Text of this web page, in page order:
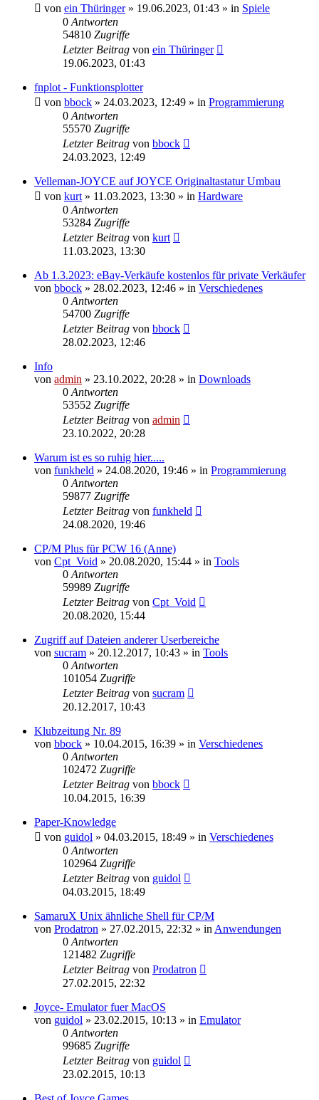
von ein Thüringer» 19.06.2023, 01:43 » in Spiele
0 Antworten
54810 Zugriffe
Letzter Beitrag von ein Thüringer
19.06.2023, 01:43
fnplot - Funktionsplotter
von bbock » 24.03.2023, 12:49 » in Programmierung
0 Antworten
55570 Zugriffe
Letzter Beitrag von bbock
24.03.2023, 12:49
Velleman-JOYCE auf JOYCE Originaltastatur Umbau
von kurt » 11.03.2023, 13:30 » in Hardware
0 Antworten
53284 Zugriffe
Letzter Beitrag von kurt
11.03.2023, 13:30
Ab 1.3.2023: eBay-Verkäufe kostenlos für private Verkäufer
von bbock » 28.02.2023, 12:46 » in Verschiedenes
0 Antworten
54700 Zugriffe
Letzter Beitrag von bbock
28.02.2023, 12:46
Info
von admin » 23.10.2022, 20:28 » in Downloads
0 Antworten
53552 Zugriffe
Letzter Beitrag von admin
23.10.2022, 20:28
Warum ist es so ruhig hier.....
von funkheld » 24.08.2020, 19:46 » in Programmierung
0 Antworten
59877 Zugriffe
Letzter Beitrag von funkheld
24.08.2020, 19:46
CP/M Plus für PCW 16 (Anne)
von Cpt_Void » 20.08.2020, 15:44 » in Tools
0 Antworten
59989 Zugriffe
Letzter Beitrag von Cpt_Void
20.08.2020, 15:44
Zugriff auf Dateien anderer Userbereiche
von sucram » 20.12.2017, 10:43 » in Tools
0 Antworten
101054 Zugriffe
Letzter Beitrag von sucram
20.12.2017, 10:43
Klubzeitung Nr. 89
von bbock » 10.04.2015, 16:39 » in Verschiedenes
0 Antworten
102472 Zugriffe
Letzter Beitrag von bbock
10.04.2015, 16:39
Paper-Knowledge
von guidol » 04.03.2015, 18:49 » in Verschiedenes
0 Antworten
102964 Zugriffe
Letzter Beitrag von guidol
04.03.2015, 18:49
SamaruX Unix ähnliche Shell für CP/M
von Prodatron » 27.02.2015, 22:32 » in Anwendungen
0 Antworten
121482 Zugriffe
Letzter Beitrag von Prodatron
27.02.2015, 22:32
Joyce- Emulator fuer MacOS
von guidol » 23.02.2015, 10:13 » in Emulator
0 Antworten
99685 Zugriffe
Letzter Beitrag von guidol
23.02.2015, 10:13